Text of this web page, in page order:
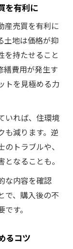
を有利に
産売買を有利に
土地は価格が抑
を持たせること
繕費用が発生す
トを見極める力
いれば、住環境
も減ります。逆
トラブルや、
なることも。
な内容を確認
で、購入後の不
す。
るコツ